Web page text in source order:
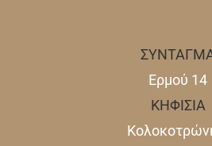
Ερμού 14
ΚΗΦΙΣΙΑ